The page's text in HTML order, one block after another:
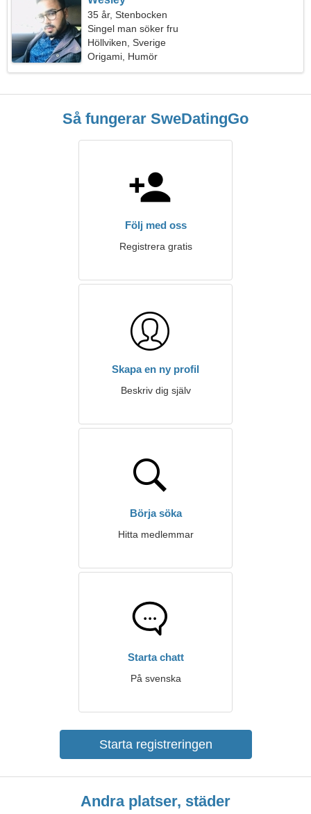
35 år, Stenbocken
Singel man söker fru
Höllviken, Sverige
Origami, Humör
Så fungerar SweDatingGo
Följ med oss
Registrera gratis
Skapa en ny profil
Beskriv dig själv
Börja söka
Hitta medlemmar
Starta chatt
På svenska
Starta registreringen
Andra platser, städer